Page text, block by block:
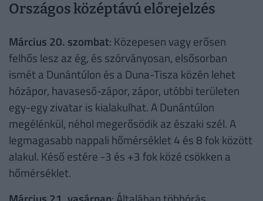
Országos középtávú előrejelzés
Március 20. szombat: Közepesen vagy erősen
felhős lesz az ég, és szórványosan, elsősorban
ismét a Dunántúlon és a Duna-Tisza közén lehet
hózápor, havaseső-zápor, zápor, utóbbi területen
egy-egy zivatar is kialakulhat. A Dunántúlon
megélénkül, néhol megerősödik az északi szél. A
legmagasabb nappali hőmérséklet 4 és 8 fok között
alakul. Késő estére -3 és +3 fok közé csökken a
hőmérséklet.